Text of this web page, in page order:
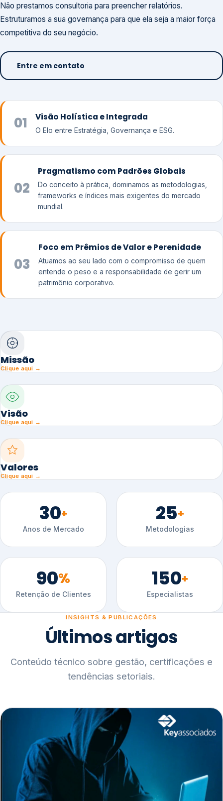
Não prestamos consultoria para preencher relatórios.
Estruturamos a sua governança para que ela seja a maior força
competitiva do seu negócio.
Entre em contato
01 Visão Holística e Integrada
O Elo entre Estratégia, Governança e ESG.
02
Pragmatismo com Padrões Globais
Do conceito à prática, dominamos as metodologias,
frameworks e índices mais exigentes do mercado
mundial.
03
Foco em Prêmios de Valor e Perenidade
Atuamos ao seu lado com o compromisso de quem
entende o peso e a responsabilidade de gerir um
patrimônio corporativo.
Missão
Clique aqui →
Visão
Clique aqui →
Valores
Clique aqui →
30+
Anos de Mercado
25+
Metodologias
90%
Retenção de Clientes
150+
Especialistas
INSIGHTS & PUBLICAÇÕES
Últimos artigos
Conteúdo técnico sobre gestão, certificações e
tendências setoriais.